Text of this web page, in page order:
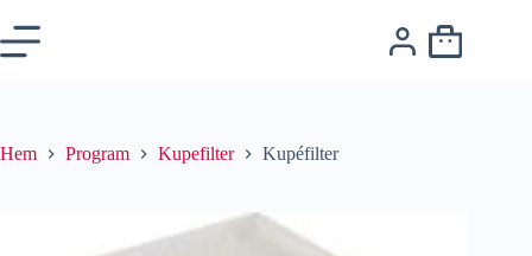
Hem Program Kupefilter Kupéfilter